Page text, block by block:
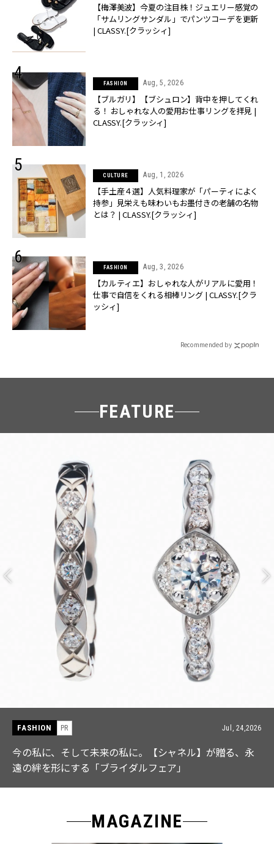
【梅澤美波】今夏の注目株！ジュエリー感覚の
「サムリングサンダル」でパンツコーデを更新
| CLASSY.[クラッシィ]
FASHION Aug, 5, 2026
【ブルガリ】【ブシュロン】背中を押してくれ
る！ おしゃれな人の愛用お仕事リングを拝見 |
CLASSY.[クラッシィ]
CULTURE Aug, 1, 2026
【手土産４選】人気料理家が「パーティによく
持参」見栄えも味わいもお墨付きの老舗の名物
とは？ | CLASSY.[クラッシィ]
FASHION Aug, 3, 2026
【カルティエ】おしゃれな人がリアルに愛用！
仕事で自信をくれる相棒リング | CLASSY.[クラ
ッシィ]
Recommended by
FEATURE
FASHION PR Jul, 15,2026
【ICB】人気インフルエンサーと共同制作! 週5で着たく
なる「名品ブラウス」２選
MAGAZINE